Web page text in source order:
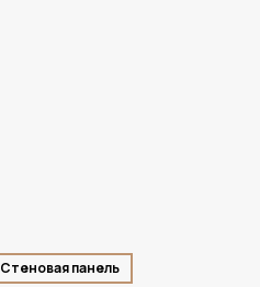
Стеновая панель